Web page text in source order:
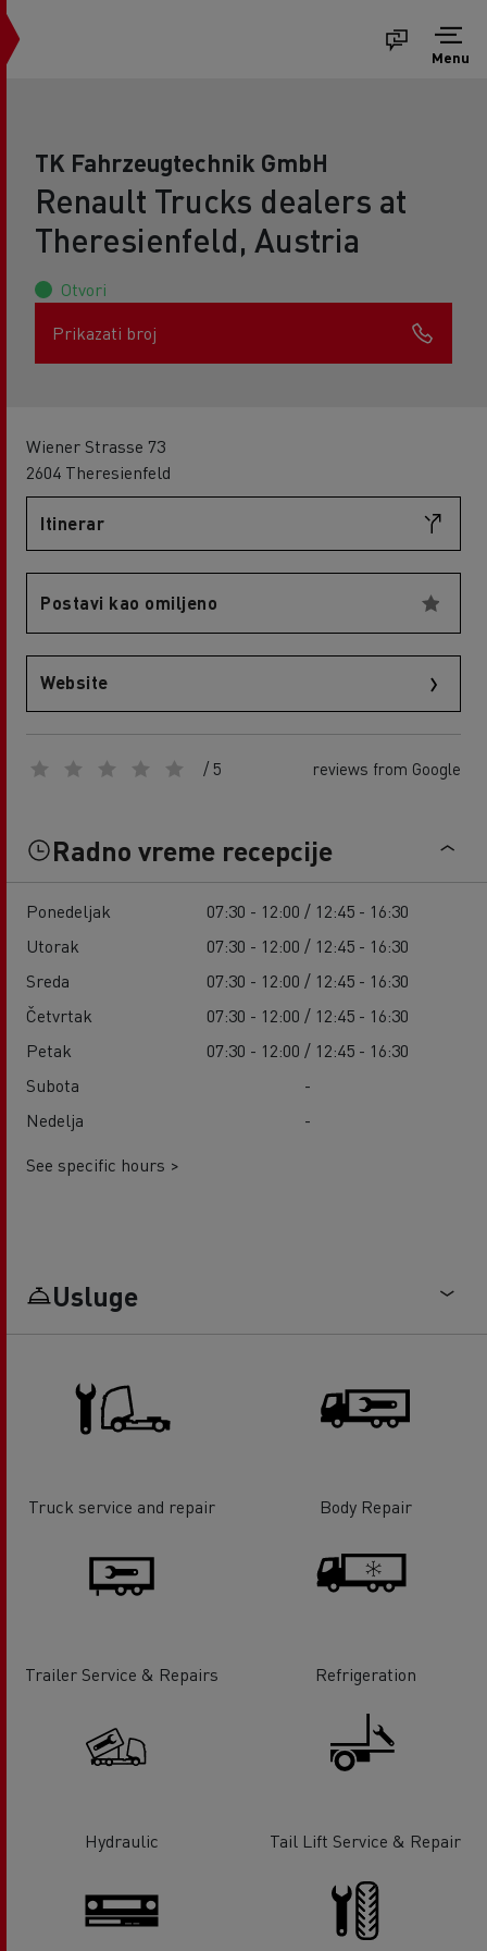
Menu
TK Fahrzeugtechnik GmbH
Renault Trucks dealers at
Theresienfeld, Austria
Otvori
Prikazati broj
Wiener Strasse 73
2604 Theresienfeld
Itinerar
Postavi kao omiljeno
Website
/ 5 reviews from Google
Radno vreme recepcije
Ponedeljak
07:30 - 12:00 / 12:45 - 16:30
Utorak
07:30 - 12:00 / 12:45 - 16:30
Sreda
07:30 - 12:00 / 12:45 - 16:30
Četvrtak
07:30 - 12:00 / 12:45 - 16:30
Petak
07:30 - 12:00 / 12:45 - 16:30
Subota
-
Nedelja
-
See specific hours >
Usluge
Truck service and repair Body Repair
Trailer Service & Repairs Refrigeration
Hydraulic Tail Lift Service & Repair